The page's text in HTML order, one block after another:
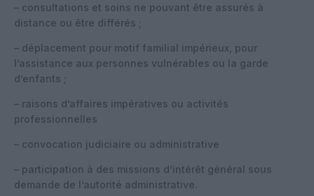
– consultations et soins ne pouvant être assurés à
distance ou être différés ;
– déplacement pour motif familial impérieux, pour
l’assistance aux personnes vulnérables ou la garde
d’enfants ;
– raisons d’affaires impératives ou activités
professionnelles
– convocation judiciaire ou administrative
– participation à des missions d’intérêt général sous
demande de l’autorité administrative.